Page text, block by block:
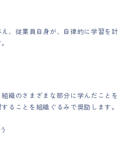
、従業員自身が、自律的に学習を計
織のさまざまな部分に学んだことを
ることを組織ぐるみで奨励します。